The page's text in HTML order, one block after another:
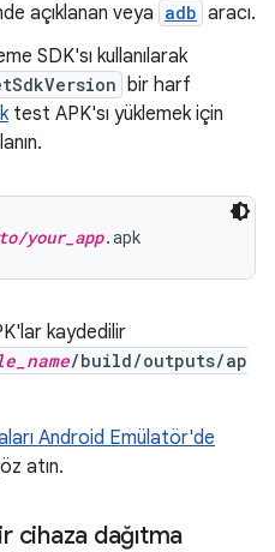
açıklanan veya adb aracı.
SDK'sı kullanılarak
bir harf
test APK'sı yüklemek için
your_app
kaydedilir
/build/outputs/ap
Android Emülatör'de
atın.
cihaza dağıtma